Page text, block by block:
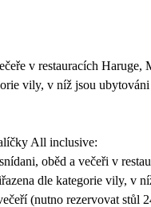
v restauracích
vily, v níž jsou
All inclusive:
oběd a večeři v
dle kategorie vily, v
(nutno rezervovat stůl